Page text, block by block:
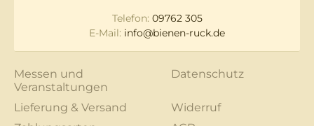
Telefon: 09762 305
E-Mail: info@bienen-ruck.de
Messen und
Veranstaltungen
Datenschutz
Lieferung & Versand
Widerruf